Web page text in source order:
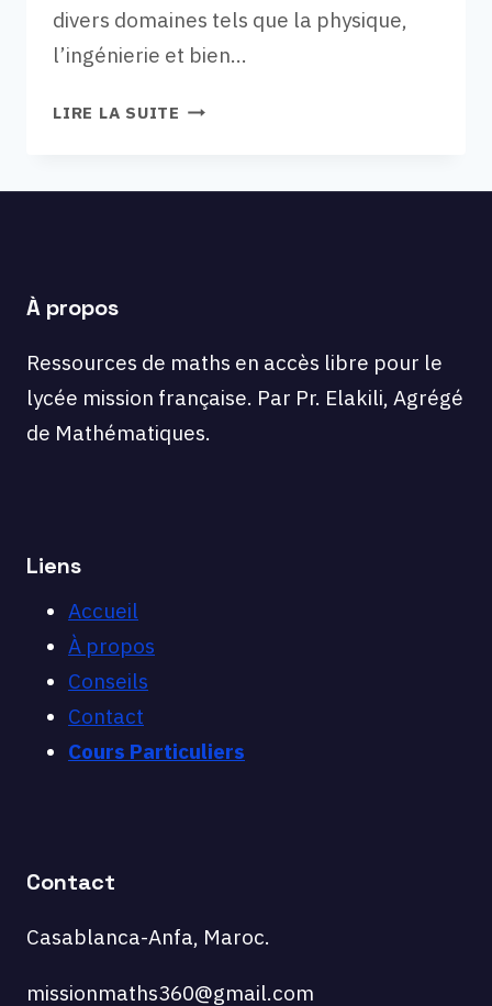
divers domaines tels que la physique,
l’ingénierie et bien…
LIRE LA SUITE EXERCICES
VECTEURS
À propos
Ressources de maths en accès libre pour le
lycée mission française. Par Pr. Elakili, Agrégé
de Mathématiques.
Liens
Accueil
À propos
Conseils
Contact
Cours Particuliers
Contact
Casablanca-Anfa, Maroc.
missionmaths360@gmail.com